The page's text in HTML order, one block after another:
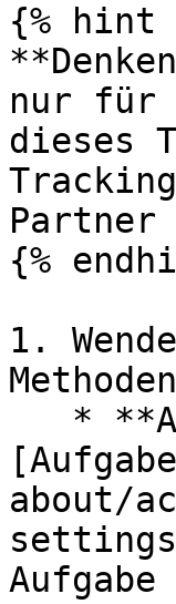
{% hint
nur für
dieses
Partner
{%
1.
about/
Aufgabe